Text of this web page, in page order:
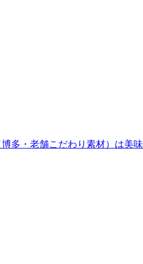
多・老舗こだわり素材）は美